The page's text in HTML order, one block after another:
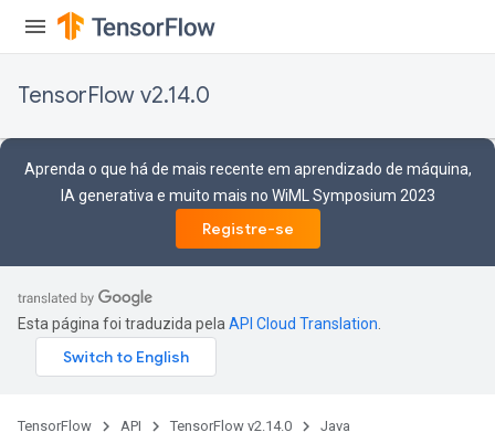
TensorFlow v2.14.0
Aprenda o que há de mais recente em aprendizado de máquina,
IA generativa e muito mais no WiML Symposium 2023
Registre-se
Esta página foi traduzida pela API Cloud Translation
TensorFlow API TensorFlow v2.14.0 Java